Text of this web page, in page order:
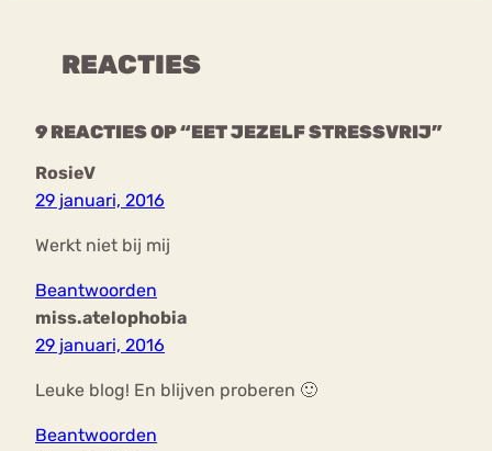
REACTIES
9 REACTIES OP “EET JEZELF STRESSVRIJ”
RosieV
29 januari, 2016
Werkt niet bij mij
Beantwoorden
miss.atelophobia
29 januari, 2016
Leuke blog! En blijven proberen 🙂
Beantwoorden